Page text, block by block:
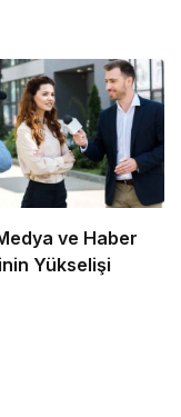
ve Haber
Yükselişi